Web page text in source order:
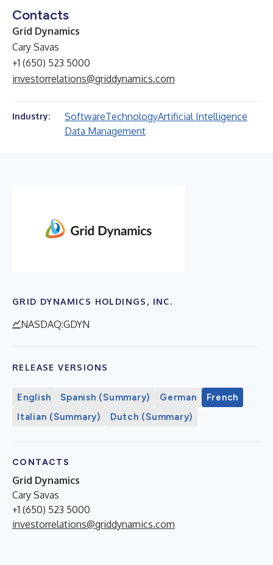
Contacts
Grid Dynamics
Cary Savas
+1 (650) 523 5000
investorrelations@griddynamics.com
Industry: SoftwareTechnologyArtificial Intelligence
Data Management
GRID DYNAMICS HOLDINGS, INC.
NASDAQ:GDYN
RELEASE VERSIONS
English Spanish (Summary) German
French
Italian (Summary)
Dutch (Summary)
CONTACTS
Grid Dynamics
Cary Savas
+1 (650) 523 5000
investorrelations@griddynamics.com